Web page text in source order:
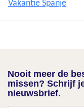
Vakantie Spanje
Nooit meer de
missen? Schrijf
nieuwsbrief.